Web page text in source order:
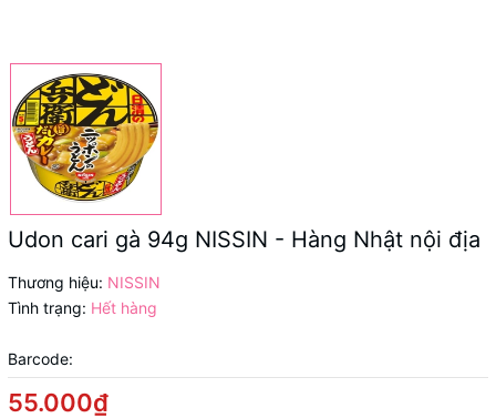
Udon cari gà 94g NISSIN - Hàng Nhật nội địa
Thương hiệu: NISSIN
Tình trạng: Hết hàng
Barcode:
55.000₫